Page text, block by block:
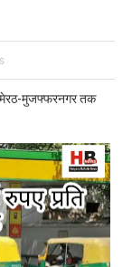
मेरठ-मुजफ्फरनगर तक